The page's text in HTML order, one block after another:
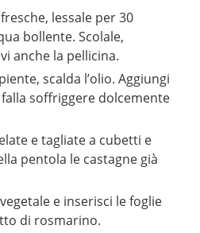
lessale per 30
bollente. Scolale,
anche la pellicina.
scalda l’olio. Aggiungi
soffriggere dolcemente
e tagliate a cubetti e
pentola le castagne già
e inserisci le foglie
di rosmarino.